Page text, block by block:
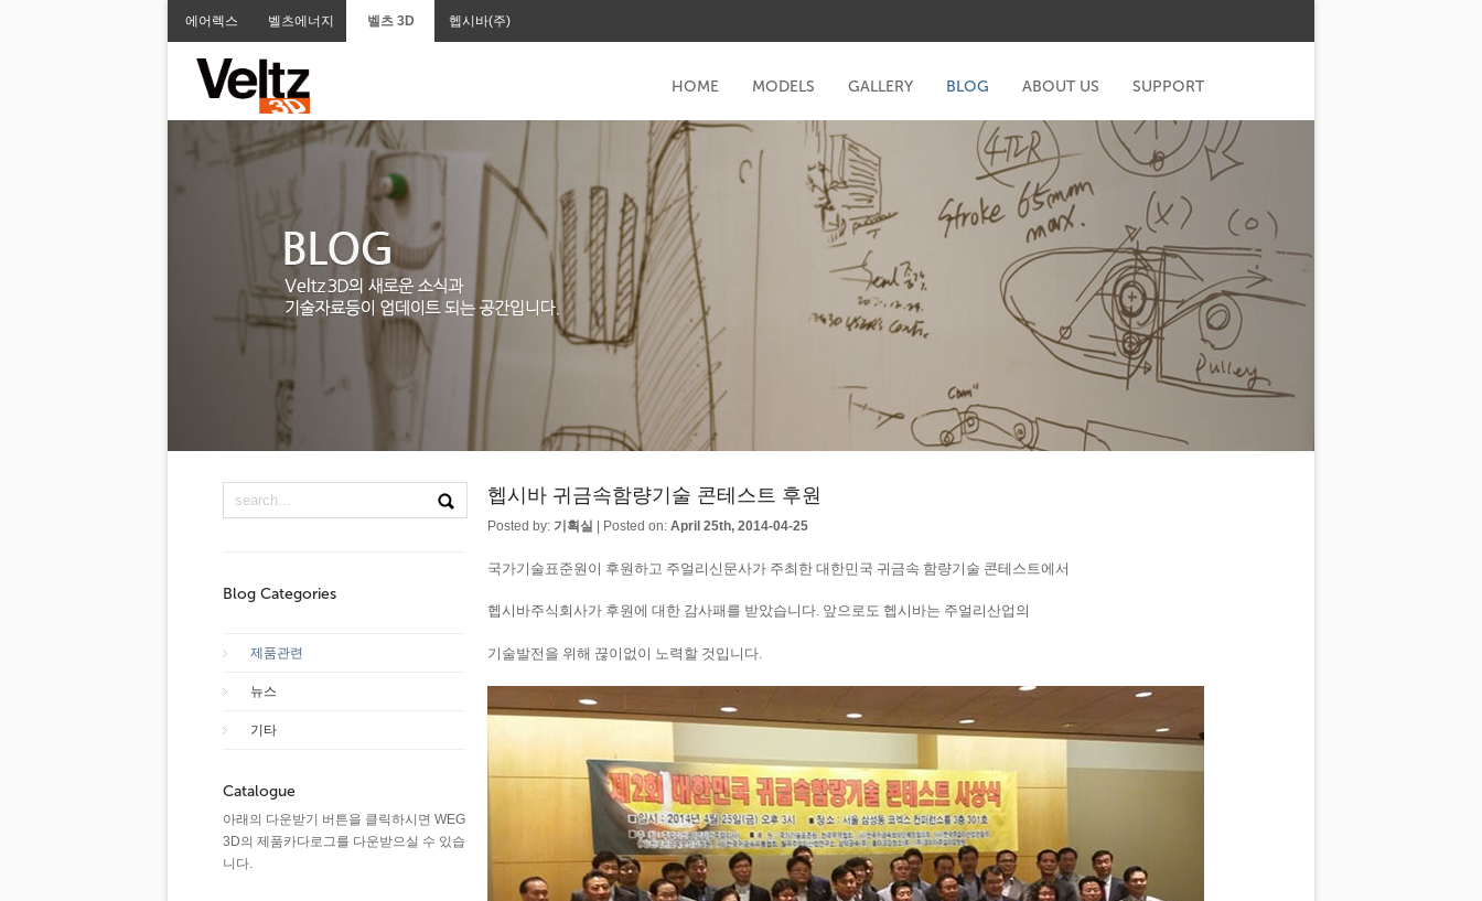
에어렉스 벨츠에너지 벨츠 3D 헵시바(주)
HOME MODELS GALLERY BLOG ABOUT US SUPPORT
Blog Categories
제품관련
뉴스
기타
Catalogue
아래의 다운받기 버튼을 클릭하시면 WEG
3D의 제품카다로그를 다운받으실 수 있습
니다.
헵시바 귀금속함량기술 콘테스트 후원
Posted by: 기획실 | Posted on: April 25th, 2014-04-25
국가기술표준원이 후원하고 주얼리신문사가 주최한 대한민국 귀금속 함량기술 콘테스트에서
헵시바주식회사가 후원에 대한 감사패를 받았습니다. 앞으로도 헵시바는 주얼리산업의
기술발전을 위해 끊이없이 노력할 것입니다.